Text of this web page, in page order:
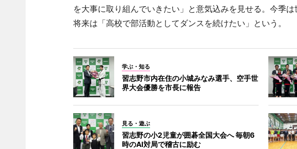
を大事に取り組んでいきたい」と意気込みを見せる。今季
将来は「高校で部活動としてダンスを続けたい」という。
学ぶ・知る
習志野市内在住の小城みなみ選手、空手世
界大会優勝を市長に報告
見る・遊ぶ
習志野の小2児童が囲碁全国大会へ 毎朝6
時のAI対局で稽古に励む